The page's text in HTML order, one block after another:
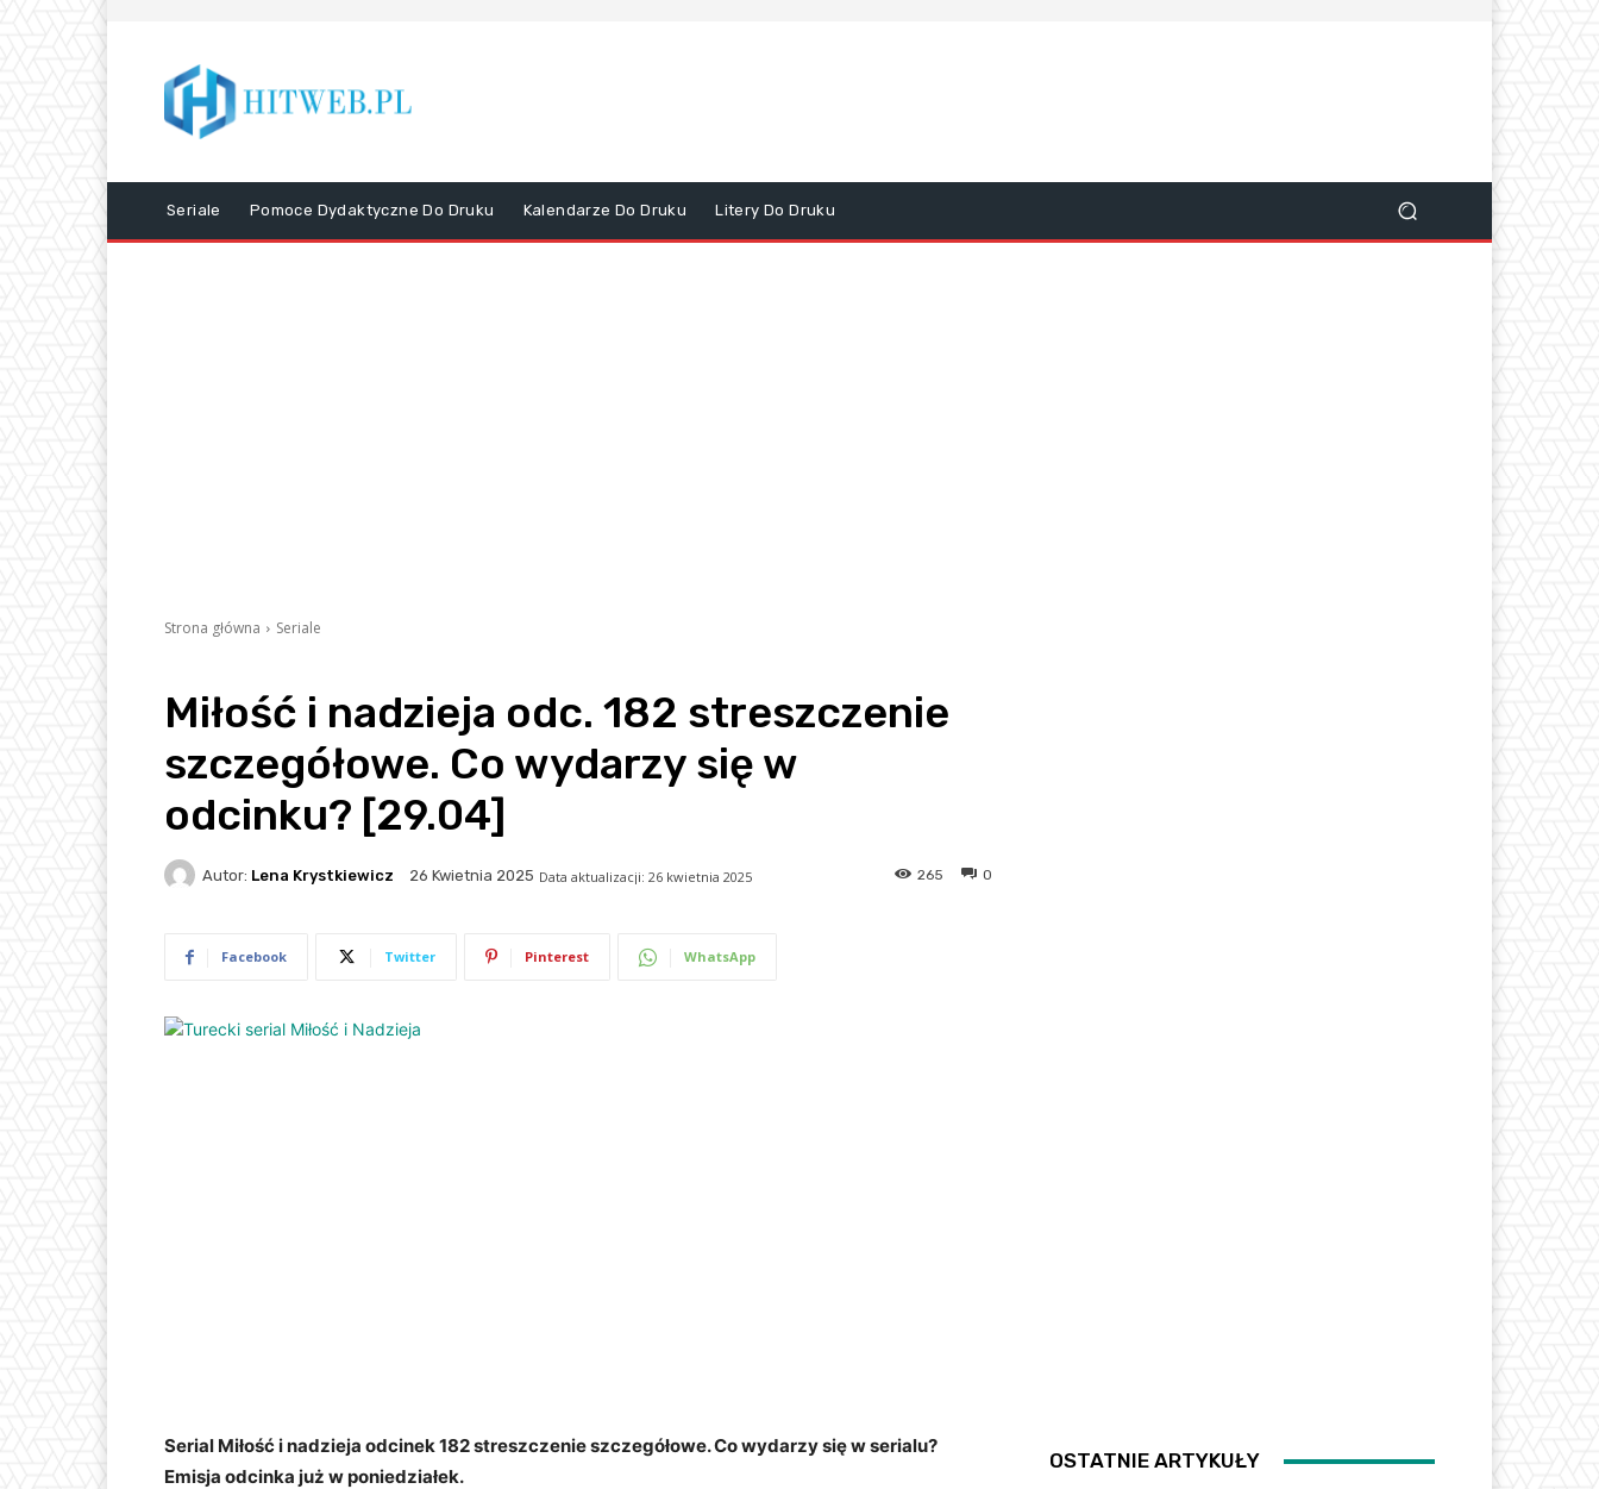
Seriale Pomoce Dydaktyczne Do Druku Kalendarze Do Druku Litery Do Druku
Strona główna Seriale
Miłość i nadzieja odc. 182 streszczenie
szczegółowe. Co wydarzy się w
odcinku? [29.04]
Autor: Lena Krystkiewicz 26 Kwietnia 2025 Data aktualizacji: 26 kwietnia 2025 0
265
Facebook Twitter Pinterest WhatsApp
Serial Miłość i nadzieja odcinek 182 streszczenie szczegółowe. Co wydarzy się w serialu?
Emisja odcinka już w poniedziałek.
OSTATNIE ARTYKUŁY